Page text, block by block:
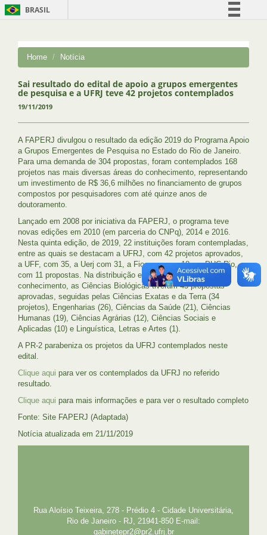
BRASIL
Comunica BR
Acesso à informação
Legislação
Home Notícia
Sai resultado do edital de apoio a grupos emergentes
de pesquisa e a UFRJ teve 42 projetos contemplados
19/11/2019
A FAPERJ divulgou o resultado da edição 2019 do Programa Apoio
a Grupos Emergentes de Pesquisa no Estado do Rio de Janeiro.
Para uma demanda de 304 propostas, foram contemplados 168
projetos nas mais diversas áreas do conhecimento, representando
um investimento de R$ 36,6 milhões no financiamento de grupos
compostos por pesquisadores com até quinze anos de
doutoramento.
Lançado em 2008 por iniciativa da FAPERJ, o programa teve
novas edições em 2010 (em parceria do CNPq), 2014 e 2016.
Nesta quinta edição, de 2019, 22 instituições foram contempladas,
entre as quais se destacam a UFRJ, com 42 projetos aprovados,
a UFF, com 35, a Uerj com 31, a Fiocruz, com 18 e a PUC-Rio,
com 11 propostas. Na distribuição entre as Grandes Áreas do
conhecimento, as Ciências Biológicas tiveram 45 propostas
aprovadas, seguidas pelas Ciências Exatas e da Terra (34
projetos), Engenharias (26), Ciências da Saúde (21), Ciências
Humanas (19), Ciências Agrárias (12), Ciências Sociais e
Aplicadas (10) e Linguística, Letras e Artes (1).
A PR-2 parabeniza os projetos da UFRJ contemplados neste
edital.
Clique aqui para ver os contemplados da UFRJ no referido
resultado.
Clique aqui para mais informações e para ver o resultado completo
Fonte: Site FAPERJ (Adaptada)
Notícia atualizada em 21/11/2019
Rua Aloísio Teixeira, 278 - Prédio 4 - Cidade Universitária,
Rio de Janeiro - RJ, 21941-850 E-mail:
gabinetepr2@pr2.ufrj.br